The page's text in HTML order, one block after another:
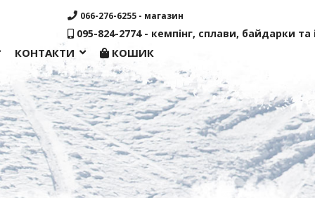
КОНТАКТИ КОШИК
066-276-6255 - магазин
095-824-2774 - кемпінг, сплави, байдарки та